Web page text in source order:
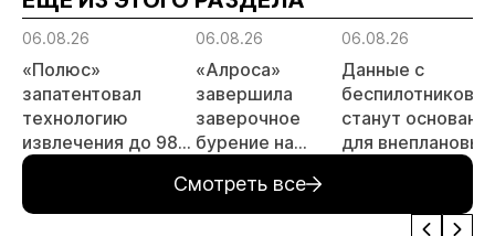
06.08.26
«Полюс»
запатентовал
технологию
извлечения до 98%
золота из
металлургического
шлака
06.08.26
«Алроса»
завершила
заверочное
бурение на
месторождении
Дегдекан
06.08.26
Данные с
беспилотников
станут
для внеплановых
Смотреть все